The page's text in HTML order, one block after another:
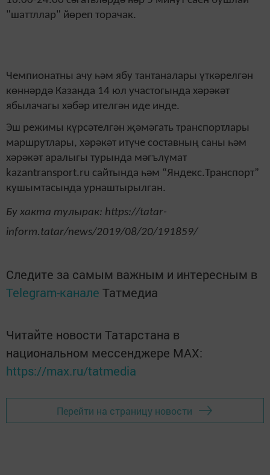
"шаттллар" йөреп торачак.
Чемпионатны ачу һәм ябу тантаналары үткәрелгән
көннәрдә Казанда 14 юл участогында хәрәкәт
ябылачагы хәбәр ителгән иде инде.
Эш режимы күрсәтелгән җәмәгать транспортлары
маршрутлары, хәрәкәт итүче составның саны һәм
хәрәкәт аралыгы турында мәгълүмат
kazantransport.ru сайтында һәм “Яндекс.Транспорт”
кушымтасында урнаштырылган.
Бу хакта тулырак: https://tatar-
inform.tatar/news/2019/08/20/191859/
Следите за самым важным и интересным в
Telegram-канале Татмедиа
Читайте новости Татарстана в
национальном мессенджере MАХ:
https://max.ru/tatmedia
Перейти на страницу новости